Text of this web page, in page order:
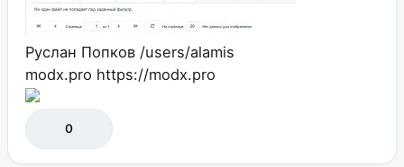
Руслан Попков /users/alamis
modx.pro https://modx.pro
0